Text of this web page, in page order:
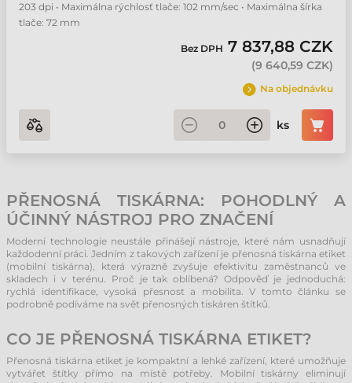
203 dpi • Maximálna rýchlosť tlače: 102 mm/sec • Maximálna šírka
tlače: 72 mm
Bez DPH 7 837,88 CZK
(9 640,59 CZK)
Na objednávku
ks
PŘENOSNÁ TISKÁRNA: POHODLNÝ A
ÚČINNÝ NÁSTROJ PRO ZNAČENÍ
Moderní technologie neustále přinášejí nástroje, které nám usnadňují
každodenní práci. Jedním z takových zařízení je přenosná tiskárna etiket
(mobilní tiskárna), která výrazně zvyšuje efektivitu zaměstnanců ve
skladech i v terénu. Proč je tak oblíbená? Odpověď je jednoduchá:
rychlá identifikace, vysoká přesnost a mobilita. V tomto článku se
podrobně podíváme na svět přenosných tiskáren štítků.
CO JE PŘENOSNÁ TISKÁRNA ETIKET?
Přenosná tiskárna etiket je kompaktní a lehké zařízení, které umožňuje
vytvářet štítky přímo na místě potřeby. Mobilní tiskárny eliminují